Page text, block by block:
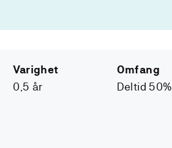
Varighet
0,5 år
Omfang
Deltid 50%